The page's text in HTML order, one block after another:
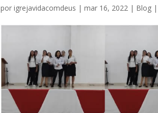
porigrejavidacomdeus |mar 16, 2022 | Blog |